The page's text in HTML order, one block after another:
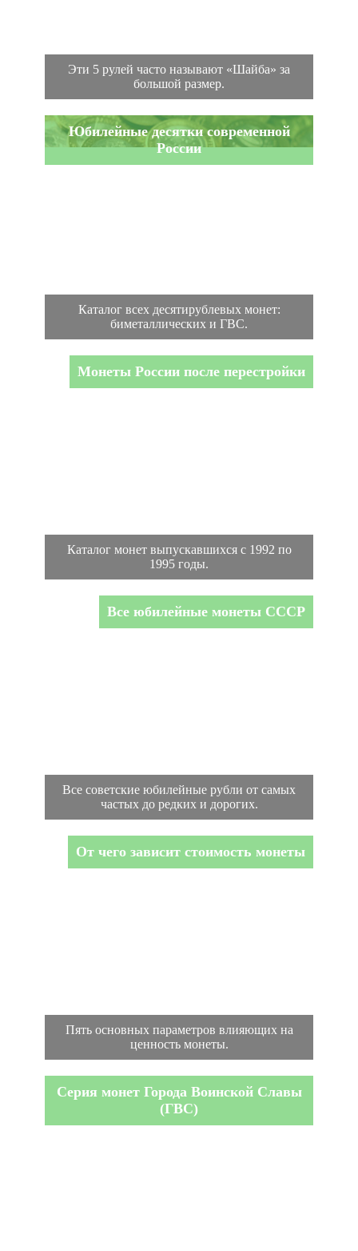
Эти 5 рулей часто называют «Шайба» за
большой размер.
Юбилейные десятки современной
России
Каталог всех десятирублевых монет:
биметаллических и ГВС.
Монеты России после перестройки
Каталог монет выпускавшихся с 1992 по
1995 годы.
Все юбилейные монеты СССР
Все советские юбилейные рубли от самых
частых до редких и дорогих.
От чего зависит стоимость монеты
Пять основных параметров влияющих на
ценность монеты.
Серия монет Города Воинской Славы
(ГВС)